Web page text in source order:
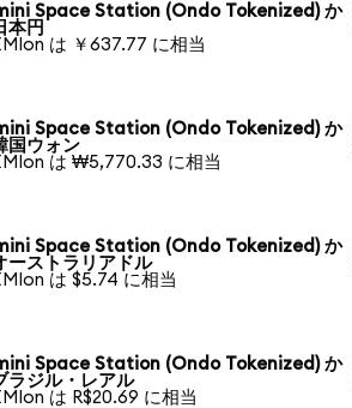
Space Station (Ondo Tokenized) か
本円
は ￥637.77 に相当
Space Station (Ondo Tokenized) か
国ウォン
は ₩5,770.33 に相当
Space Station (Ondo Tokenized) か
ーストラリアドル
は $5.74 に相当
Space Station (Ondo Tokenized) か
ラジル・レアル
は R$20.69 に相当